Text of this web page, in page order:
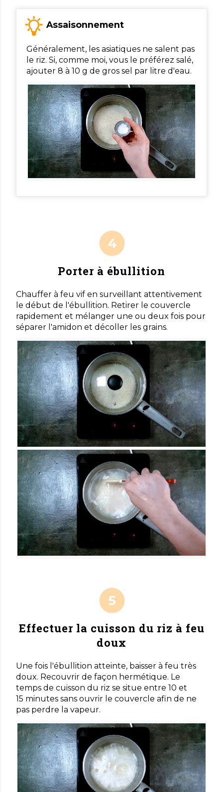
Assaisonnement
Généralement, les asiatiques ne salent pas
le riz. Si, comme moi, vous le préférez salé,
ajouter 8 à 10 g de gros sel par litre d'eau.
Porter à ébullition
Chauffer à feu vif en surveillant attentivement
le début de l'ébullition. Retirer le couvercle
rapidement et mélanger une ou deux fois pour
séparer l'amidon et décoller les grains.
Effectuer la cuisson du riz à feu
doux
Une fois l'ébullition atteinte, baisser à feu très
doux. Recouvrir de façon hermétique. Le
temps de cuisson du riz se situe entre 10 et
15 minutes sans ouvrir le couvercle afin de ne
pas perdre la vapeur.